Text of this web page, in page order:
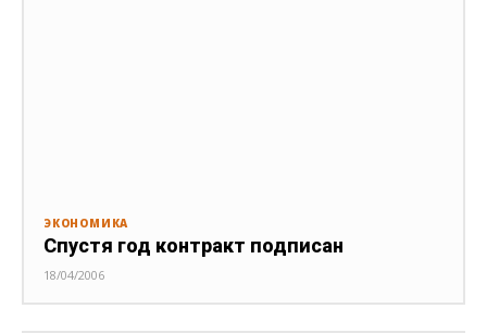
ЭКОНОМИКА
Спустя год контракт подписан
18/04/2006